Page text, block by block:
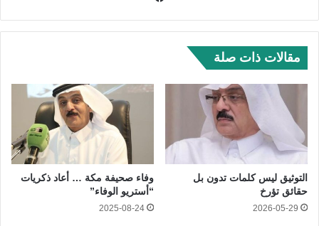
وك
مقالات ذات صلة
التوثيق ليس كلمات تدون بل
حقائق تؤرخ
2026-05-29
وفاء صحيفة مكة … أعاد ذكريات
“أستريو الوفاء”
2025-08-24